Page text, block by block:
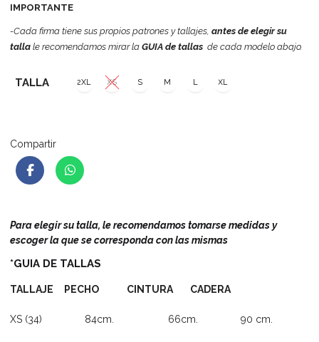
IMPORTANTE
-Cada firma tiene sus propios patrones y tallajes,antes de elegir su
talla le recomendamos mirar laGUIA de tallas de cada modelo abajo.
TALLA 2XL XS S M L XL
Compartir
Para elegir su talla, le recomendamos tomarse medidas y
escoger la que se corresponda con las mismas
*GUIA DE TALLAS
TALLAJE PECHO CINTURA CADERA
XS (34) 84cm. 66cm. 90 cm.